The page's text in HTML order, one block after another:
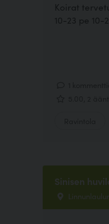
Koirat
10-23 pe
Sinisen